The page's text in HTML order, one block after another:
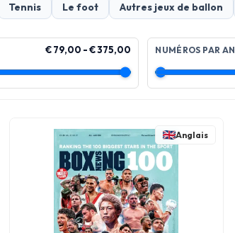
Tennis Le foot Autres jeux de ballon
€ 79,00 - € 375,00 NUMÉROS PAR AN
Anglais